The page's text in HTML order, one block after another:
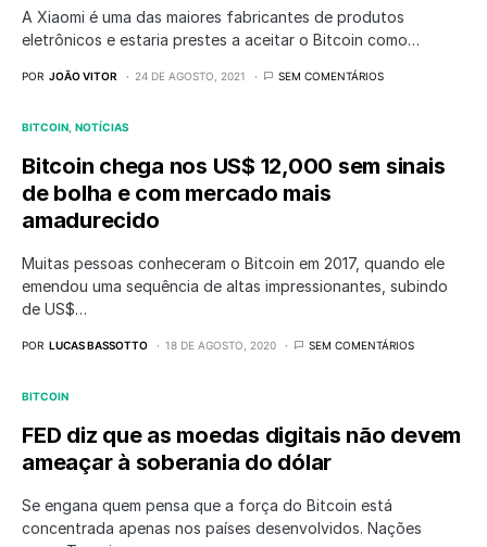
A Xiaomi é uma das maiores fabricantes de produtos
eletrônicos e estaria prestes a aceitar o Bitcoin como…
POR JOÃO VITOR 24 DE AGOSTO, 2021 SEM COMENTÁRIOS
BITCOIN NOTÍCIAS
Bitcoin chega nos US$ 12,000 sem sinais
de bolha e com mercado mais
amadurecido
Muitas pessoas conheceram o Bitcoin em 2017, quando ele
emendou uma sequência de altas impressionantes, subindo
de US$…
POR LUCAS BASSOTTO 18 DE AGOSTO, 2020 SEM COMENTÁRIOS
BITCOIN
FED diz que as moedas digitais não devem
ameaçar à soberania do dólar
Se engana quem pensa que a força do Bitcoin está
concentrada apenas nos países desenvolvidos. Nações